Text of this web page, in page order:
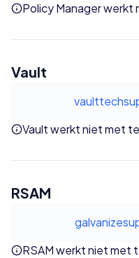
Policy Manager
Vault
Vault werkt niet met
RSAM
RSAM werkt niet met